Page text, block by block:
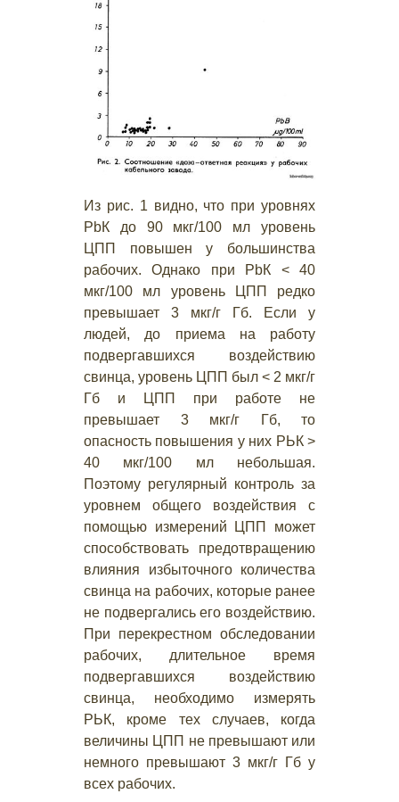
Из рис. 1 видно, что при уровнях
РbК до 90 мкг/100 мл уровень
ЦПП повышен у большинства
рабочих. Однако при РbК < 40
мкг/100 мл уровень ЦПП редко
превышает 3 мкг/г Гб. Если у
людей, до приема на работу
подвергавшихся воздействию
свинца, уровень ЦПП был < 2 мкг/г
Гб и ЦПП при работе не
превышает 3 мкг/г Гб, то
опасность повышения у них РЬК >
40 мкг/100 мл небольшая.
Поэтому регулярный контроль за
уровнем общего воздействия с
помощью измерений ЦПП может
способствовать предотвращению
влияния избыточного количества
свинца на рабочих, которые ранее
не подвергались его воздействию.
При перекрестном обследовании
рабочих, длительное время
подвергавшихся воздействию
свинца, необходимо измерять
РЬК, кроме тех случаев, когда
величины ЦПП не превышают или
немного превышают 3 мкг/г Гб у
всех рабочих.